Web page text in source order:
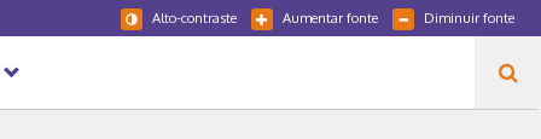
Diminuir fonte
Aumentar fonte
Alto-contraste